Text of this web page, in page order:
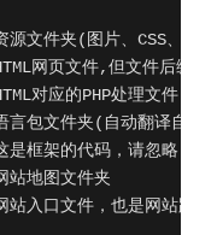
夹(图片、CSS、JS等
页文件,但文件后缀
应的PHP处理文件
件夹(自动翻译自动创
架的代码，请忽略
图文件夹
文件，也是网站路由